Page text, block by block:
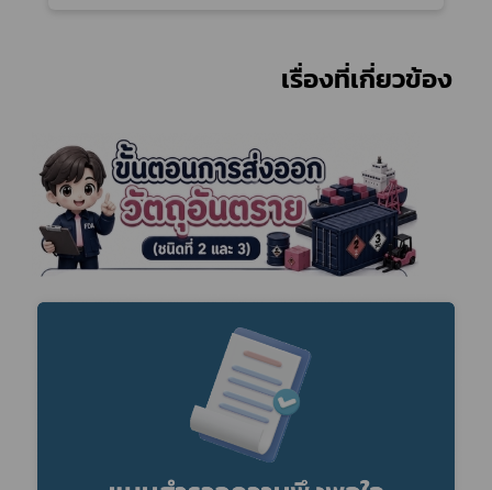
							            	เรื่องที่เกี่ยวข้อง